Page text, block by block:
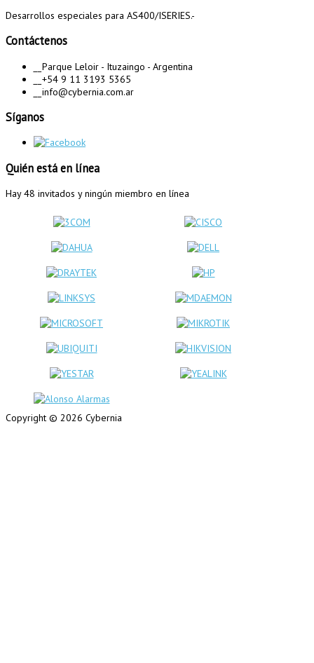
Desarrollos especiales para AS400/ISERIES.-
Contáctenos
Parque Leloir - Ituzaingo - Argentina
+54 9 11 3193 5365
info@cybernia.com.ar
Síganos
Quién está en línea
Hay 48 invitados y ningún miembro en línea
Copyright © 2026 Cybernia